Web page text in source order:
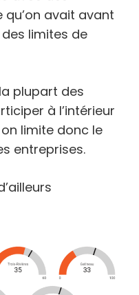
avait avant
limites de
plupart des
à l’intérieur
limite donc le
entreprises.